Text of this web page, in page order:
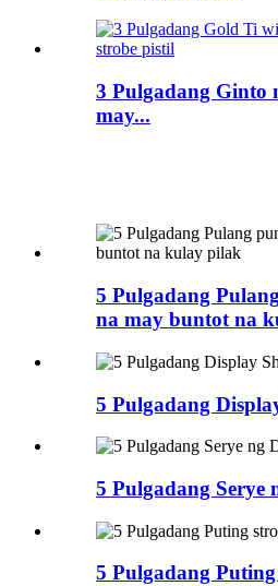
3 Pulgadang Ginto
may...
5 Pulgadang
na may buntot na
5 Pulgadang
5 Pulgadang Serye
5 Pulgadang